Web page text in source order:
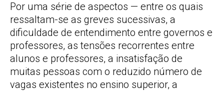
Por uma série de aspectos — entre os quais
ressaltam-se as greves sucessivas, a
dificuldade de entendimento entre governos e
professores, as tensões recorrentes entre
alunos e professores, a insatisfação de
muitas pessoas com o reduzido número de
vagas existentes no ensino superior, a